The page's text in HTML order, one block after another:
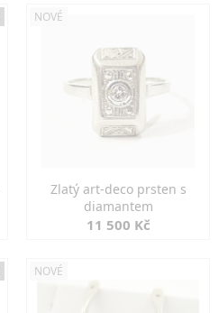
NOVÉ
Zlatý art-deco prsten s
diamantem
11 500 Kč
NOVÉ